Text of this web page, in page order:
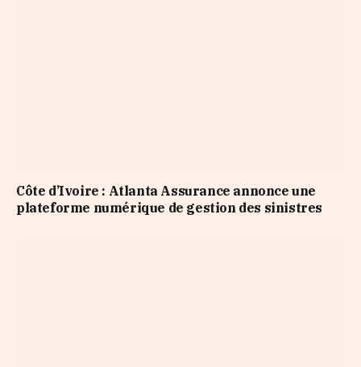
Côte d’Ivoire : Atlanta Assurance annonce une
plateforme numérique de gestion des sinistres